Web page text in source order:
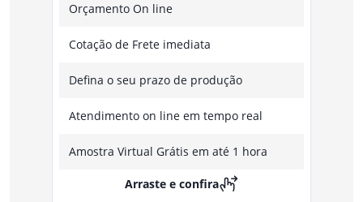
Orçamento On line
Cotação de Frete imediata
Defina o seu prazo de produção
Atendimento on line em tempo real
Amostra Virtual Grátis em até 1 hora
Arraste e confira